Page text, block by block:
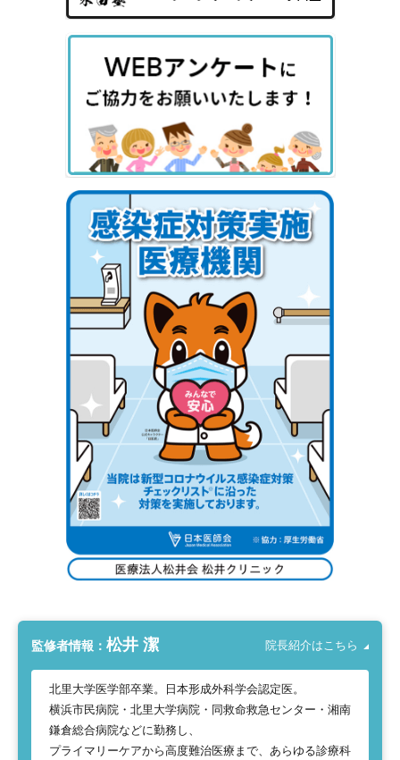
監修者情報： 松井 潔 院長紹介はこちら
北里大学医学部卒業。日本形成外科学会認定医。
横浜市民病院・北里大学病院・同救命救急センター・湘南
鎌倉総合病院などに勤務し、
プライマリーケアから高度難治医療まで、あらゆる診療科